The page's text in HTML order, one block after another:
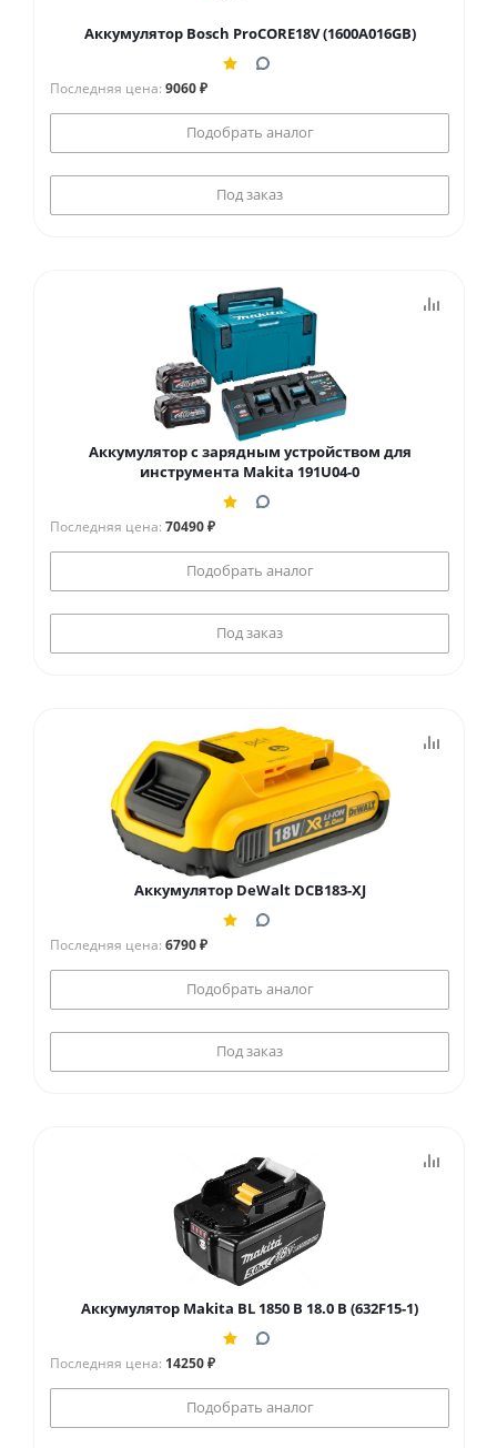
Аккумулятор Bosch ProCORE18V (1600A016GB)
Последняя цена: 9060 ₽
Подобрать аналог
Под заказ
Аккумулятор с зарядным устройством для
инструмента Makita 191U04-0
Последняя цена: 70490 ₽
Подобрать аналог
Под заказ
Аккумулятор DeWalt DCB183-XJ
Последняя цена: 6790 ₽
Подобрать аналог
Под заказ
Аккумулятор Makita BL 1850 B 18.0 В (632F15-1)
Последняя цена: 14250 ₽
Подобрать аналог